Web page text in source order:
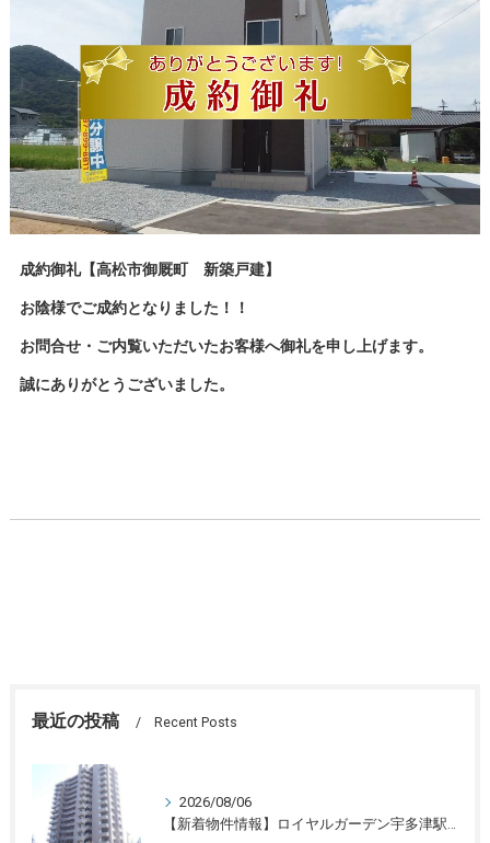
成約御礼【高松市御厩町 新築戸建】
お陰様でご成約となりました！！
お問合せ・ご内覧いただいたお客様へ御礼を申し上げます。
誠にありがとうございました。
最近の投稿 Recent Posts
2026/08/06